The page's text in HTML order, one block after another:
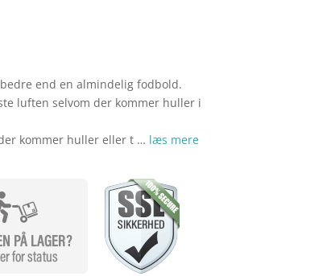
end en almindelig fodbold.
luften selvom der kommer huller i
kommer huller eller t … læs mere